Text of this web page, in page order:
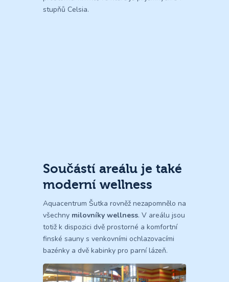
stupňů Celsia.
Součástí areálu je také
moderní wellness
Aquacentrum Šutka rovněž nezapomnělo na
všechny milovníky wellness. V areálu jsou
totiž k dispozici dvě prostorné a komfortní
finské sauny s venkovními ochlazovacími
bazénky a dvě kabinky pro parní lázeň.